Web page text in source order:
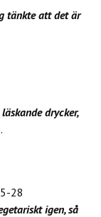
tänkte att det är
drycker,
28
igen, så